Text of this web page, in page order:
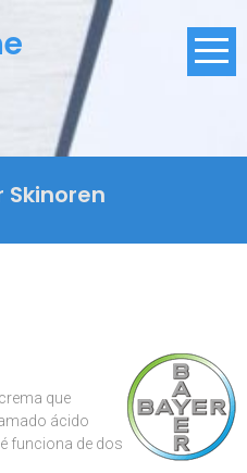
que
ácido
funciona de dos